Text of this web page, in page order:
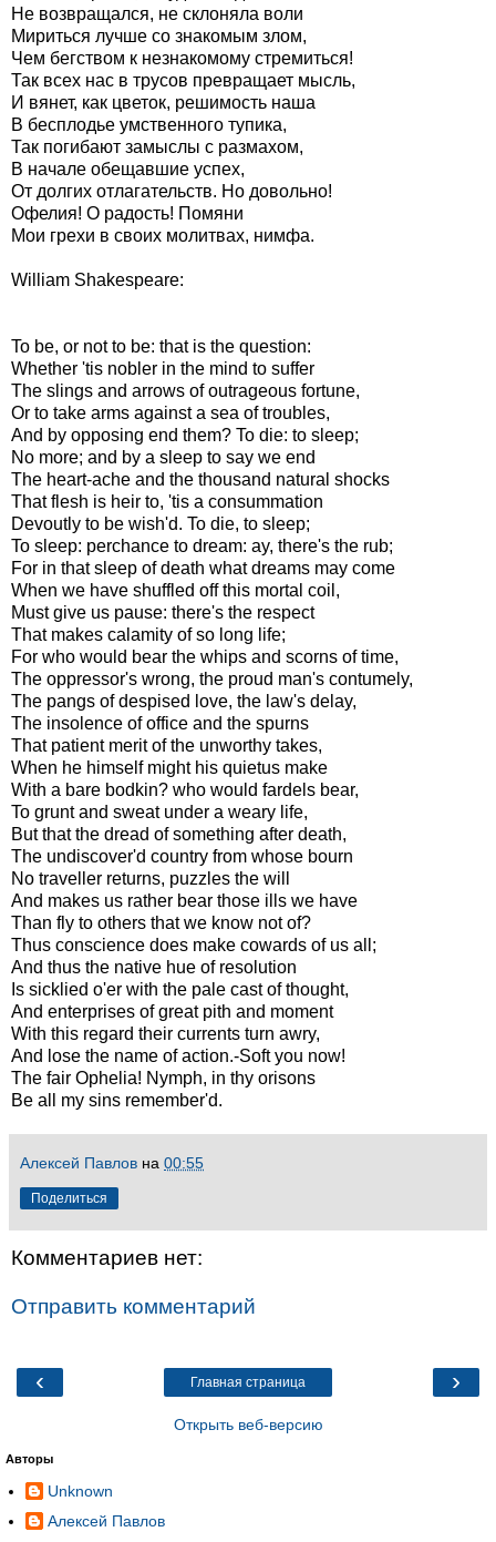
Не возвращался, не склоняла воли
Мириться лучше со знакомым злом,
Чем бегством к незнакомому стремиться!
Так всех нас в трусов превращает мысль,
И вянет, как цветок, решимость наша
В бесплодье умственного тупика,
Так погибают замыслы с размахом,
В начале обещавшие успех,
От долгих отлагательств. Но довольно!
Офелия! О радость! Помяни
Мои грехи в своих молитвах, нимфа.
William Shakespeare:
To be, or not to be: that is the question:
Whether 'tis nobler in the mind to suffer
The slings and arrows of outrageous fortune,
Or to take arms against a sea of troubles,
And by opposing end them? To die: to sleep;
No more; and by a sleep to say we end
The heart-ache and the thousand natural shocks
That flesh is heir to, 'tis a consummation
Devoutly to be wish'd. To die, to sleep;
To sleep: perchance to dream: ay, there's the rub;
For in that sleep of death what dreams may come
When we have shuffled off this mortal coil,
Must give us pause: there's the respect
That makes calamity of so long life;
For who would bear the whips and scorns of time,
The oppressor's wrong, the proud man's contumely,
The pangs of despised love, the law's delay,
The insolence of office and the spurns
That patient merit of the unworthy takes,
When he himself might his quietus make
With a bare bodkin? who would fardels bear,
To grunt and sweat under a weary life,
But that the dread of something after death,
The undiscover'd country from whose bourn
No traveller returns, puzzles the will
And makes us rather bear those ills we have
Than fly to others that we know not of?
Thus conscience does make cowards of us all;
And thus the native hue of resolution
Is sicklied o'er with the pale cast of thought,
And enterprises of great pith and moment
With this regard their currents turn awry,
And lose the name of action.-Soft you now!
The fair Ophelia! Nymph, in thy orisons
Be all my sins remember'd.
Алексей Павлов на 00:55
Поделиться
Комментариев нет:
Отправить комментарий
‹ ›
Главная страница
Открыть веб-версию
Авторы
Unknown
Алексей Павлов